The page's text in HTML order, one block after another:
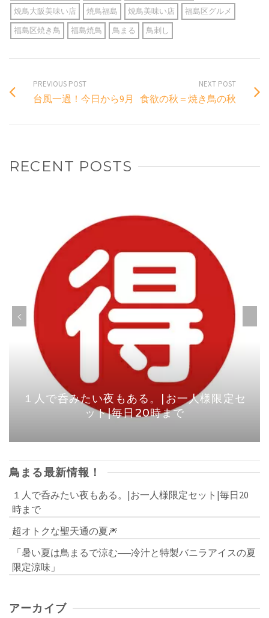
焼鳥大阪美味い店
焼鳥福島 焼鳥美味い店
福島区グルメ
福島区焼き鳥
福島焼鳥 鳥まる 鳥刺し
PREVIOUS POST
台風一過！今日から9月
NEXT POST
食欲の秋＝焼き鳥の秋
RECENT POSTS
１人で呑みたい夜もある。|お一人様限定セ
ット|毎日20時まで
鳥まる最新情報！
１人で呑みたい夜もある。|お一人様限定セット|毎日20
時まで
超オトクな聖天通の夏🎆
「暑い夏は鳥まるで涼む──冷汁と特製バニラアイスの夏
限定涼味」
アーカイブ